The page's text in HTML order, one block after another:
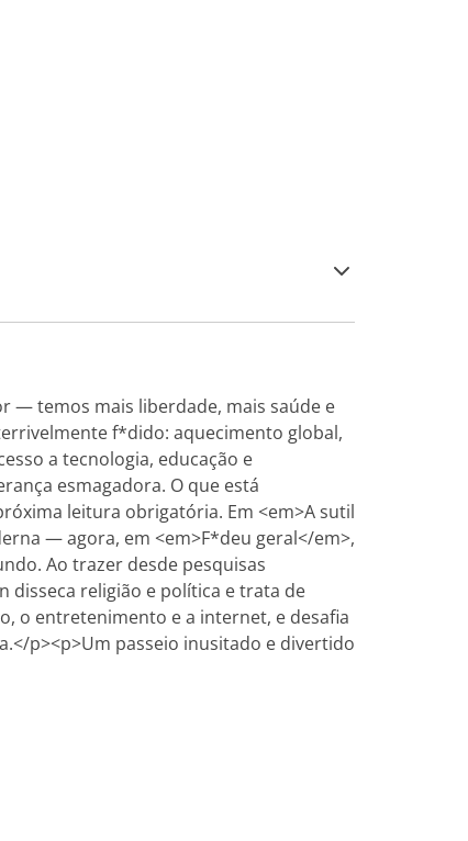
— temos mais liberdade, mais saúde e
f*dido: aquecimento global,
a tecnologia, educação e
esmagadora. O que está
leitura obrigatória. Em <em>A sutil
— agora, em <em>F*deu geral</em>,
Ao trazer desde pesquisas
disseca religião e política e trata de
o entretenimento e a internet, e desafia
p><p>Um passeio inusitado e divertido